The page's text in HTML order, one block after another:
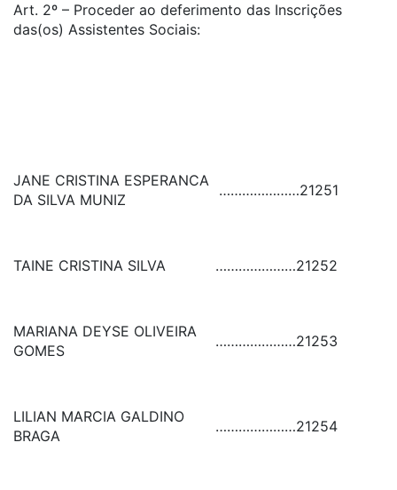
Art. 2º – Proceder ao deferimento das Inscrições
das(os) Assistentes Sociais:
JANE CRISTINA ESPERANCA
DA SILVA MUNIZ
…………………21251
TAINE CRISTINA SILVA …………………21252
MARIANA DEYSE OLIVEIRA
GOMES
…………………21253
LILIAN MARCIA GALDINO
BRAGA
…………………21254